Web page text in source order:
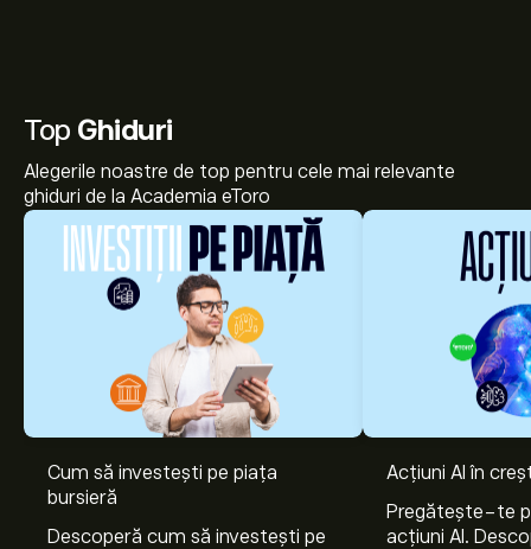
Top Ghiduri
Alegerile noastre de top pentru cele mai relevante
ghiduri de la Academia eToro
Cum să investești pe piața
bursieră
Descoperă cum să investești pe
Acțiuni AI în
Pregătește-te
acțiuni AI.